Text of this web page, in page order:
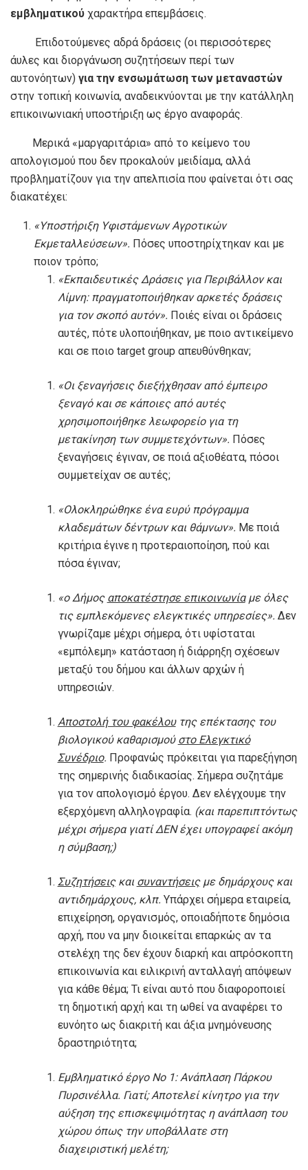
εμβληματικού χαρακτήρα επεμβάσεις.
Επιδοτούμενες αδρά δράσεις (οι περισσότερες
άυλες και διοργάνωση συζητήσεων περί των
αυτονόητων) για την ενσωμάτωση των μεταναστών
στην τοπική κοινωνία, αναδεικνύονται με την κατάλληλη
επικοινωνιακή υποστήριξη ως έργο αναφοράς.
Μερικά «μαργαριτάρια» από το κείμενο του
απολογισμού που δεν προκαλούν μειδίαμα, αλλά
προβληματίζουν για την απελπισία που φαίνεται ότι σας
διακατέχει:
«Υποστήριξη Υφιστάμενων Αγροτικών
Εκμεταλλεύσεων». Πόσες υποστηρίχτηκαν και με
ποιον τρόπο;
«Εκπαιδευτικές Δράσεις για Περιβάλλον και
Λίμνη: πραγματοποιήθηκαν αρκετές δράσεις
για τον σκοπό αυτόν». Ποιές είναι οι δράσεις
αυτές, πότε υλοποιήθηκαν, με ποιο αντικείμενο
και σε ποιο target group απευθύνθηκαν;
«Οι ξεναγήσεις διεξήχθησαν από έμπειρο
ξεναγό και σε κάποιες από αυτές
χρησιμοποιήθηκε λεωφορείο για τη
μετακίνηση των συμμετεχόντων». Πόσες
ξεναγήσεις έγιναν, σε ποιά αξιοθέατα, πόσοι
συμμετείχαν σε αυτές;
«Ολοκληρώθηκε ένα ευρύ πρόγραμμα
κλαδεμάτων δέντρων και θάμνων». Με ποιά
κριτήρια έγινε η προτεραιοποίηση, πού και
πόσα έγιναν;
«ο Δήμος αποκατέστησε επικοινωνίαμε όλες
τις εμπλεκόμενες ελεγκτικές υπηρεσίες». Δεν
γνωρίζαμε μέχρι σήμερα, ότι υφίσταται
«εμπόλεμη» κατάσταση ή διάρρηξη σχέσεων
μεταξύ του δήμου και άλλων αρχών ή
υπηρεσιών.
Αποστολή του φακέλουτης επέκτασης του
βιολογικού καθαρισμού στο Ελεγκτικό
Συνέδριο. Προφανώς πρόκειται για παρεξήγηση
της σημερινής διαδικασίας. Σήμερα συζητάμε
για τον απολογισμό έργου. Δεν ελέγχουμε την
εξερχόμενη αλληλογραφία. (και παρεπιπτόντως
μέχρι σήμερα γιατί ΔΕΝ έχει υπογραφεί ακόμη
η σύμβαση;)
Συζητήσειςκαι συναντήσειςμε δημάρχους και
αντιδημάρχους, κλπ. Υπάρχει σήμερα εταιρεία,
επιχείρηση, οργανισμός, οποιαδήποτε δημόσια
αρχή, που να μην διοικείται επαρκώς αν τα
στελέχη της δεν έχουν διαρκή και απρόσκοπτη
επικοινωνία και ειλικρινή ανταλλαγή απόψεων
για κάθε θέμα; Τι είναι αυτό που διαφοροποιεί
τη δημοτική αρχή και τη ωθεί να αναφέρει το
ευνόητο ως διακριτή και άξια μνημόνευσης
δραστηριότητα;
Εμβληματικό έργο Νο 1: Ανάπλαση Πάρκου
Πυρσινέλλα. Γιατί; Αποτελεί κίνητρο για την
αύξηση της επισκεψιμότητας η ανάπλαση του
χώρου όπως την υποβάλλατε στη
διαχειριστική μελέτη;